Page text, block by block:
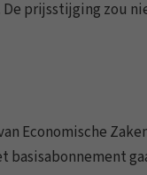
prijsstijging zou
Economische
basisabonnement